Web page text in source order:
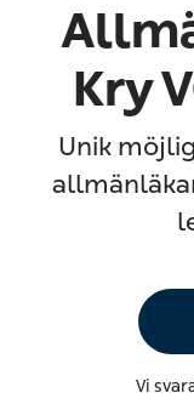
Kry
Unik
Vi